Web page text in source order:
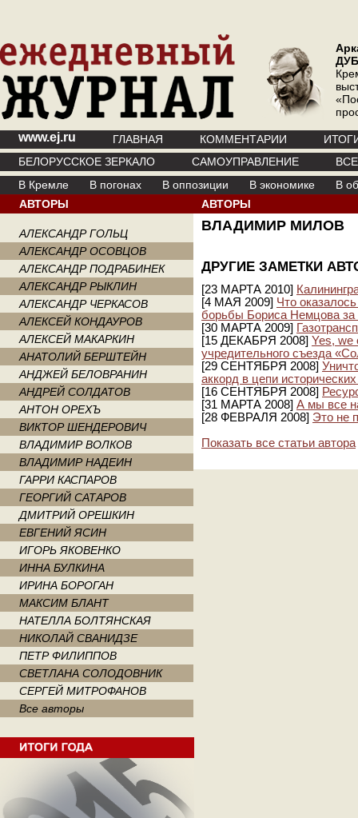
www.ej.ru ГЛАВНАЯ КОММЕНТАРИИ
БЕЛОРУССКОЕ ЗЕРКАЛО
САМОУПРАВЛЕНИЕ
В Кремле
В погонах В оппозиции В экономике
В
АВТОРЫ
АЛЕКСАНДР ГОЛЬЦ
АЛЕКСАНДР ОСОВЦОВ
АЛЕКСАНДР ПОДРАБИНЕК
АЛЕКСАНДР РЫКЛИН
АЛЕКСАНДР ЧЕРКАСОВ
АЛЕКСЕЙ КОНДАУРОВ
АЛЕКСЕЙ МАКАРКИН
АНАТОЛИЙ БЕРШТЕЙН
АНДЖЕЙ БЕЛОВРАНИН
АНДРЕЙ СОЛДАТОВ
АНТОН ОРЕХЪ
ВИКТОР ШЕНДЕРОВИЧ
ВЛАДИМИР ВОЛКОВ
ВЛАДИМИР НАДЕИН
ГАРРИ КАСПАРОВ
ГЕОРГИЙ САТАРОВ
ДМИТРИЙ ОРЕШКИН
ЕВГЕНИЙ ЯСИН
ИГОРЬ ЯКОВЕНКО
ИННА БУЛКИНА
ИРИНА БОРОГАН
МАКСИМ БЛАНТ
НАТЕЛЛА БОЛТЯНСКАЯ
НИКОЛАЙ СВАНИДЗЕ
ПЕТР ФИЛИППОВ
СВЕТЛАНА СОЛОДОВНИК
СЕРГЕЙ МИТРОФАНОВ
Все авторы
АВТОРЫ
ВЛАДИМИР МИЛОВ
ДРУГИЕ ЗАМЕТКИ
[23 МАРТА 2010]
[4 МАЯ 2009] Что
борьбы Бориса Немцова за
[30 МАРТА 2009]
[15 ДЕКАБРЯ 2008] Yes, we
учредительного съезда
[29 СЕНТЯБРЯ 2008]
аккорд в цепи
[16 СЕНТЯБРЯ 2008]
[31 МАРТА 2008] А мы все
[28 ФЕВРАЛЯ 2008] Это не
Показать все статьи автора